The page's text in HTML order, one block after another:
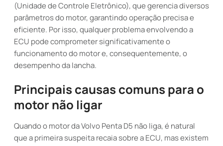
(Unidade de Controle Eletrônico), que gerencia diversos
parâmetros do motor, garantindo operação precisa e
eficiente. Por isso, qualquer problema envolvendo a
ECU pode comprometer significativamente o
funcionamento do motor e, consequentemente, o
desempenho da lancha.
Principais causas comuns para o
motor não ligar
Quando o motor da Volvo Penta D5 não liga, é natural
que a primeira suspeita recaia sobre a ECU, mas existem